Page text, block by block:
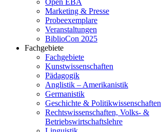
Open EBA
Marketing & Presse
Probeexemplare
Veranstaltungen
BiblioCon 2025
Fachgebiete
Fachgebiete
Kunstwissenschaften
Pädagogik
Anglistik – Amerikanistik
Germanistik
Geschichte & Politikwissenschaften
Rechtswissenschaften, Volks- &
Betriebswirtschaftslehre